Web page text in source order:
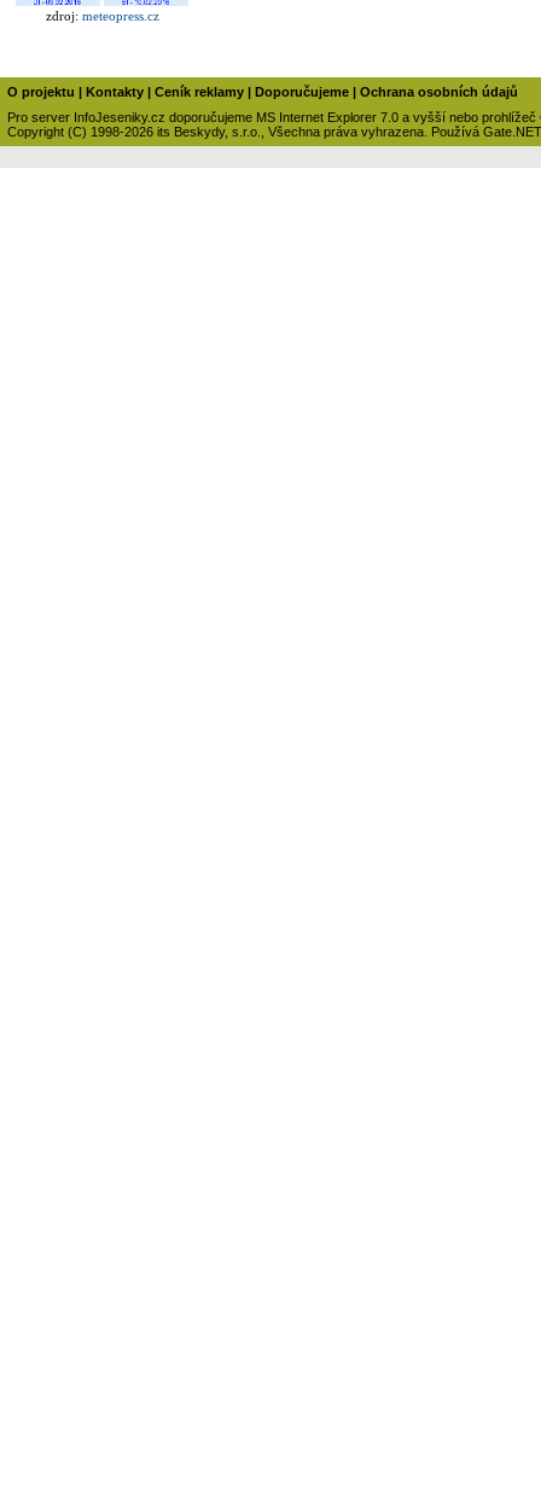
zdroj: meteopress.cz
O projektu | Kontakty | Ceník reklamy | Doporučujeme | Ochrana osobních údajů
Pro server InfoJeseniky.cz doporučujeme MS Internet Explorer 7.0 a vyšší nebo prohlížeč
Copyright (C) 1998-2026 its Beskydy, s.r.o., Všechna práva vyhrazena. Používá